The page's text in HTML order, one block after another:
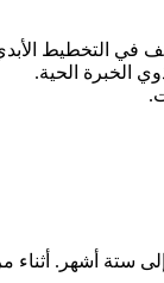
في التخطيط
الخبرة الحية.
أشهر. أثناء